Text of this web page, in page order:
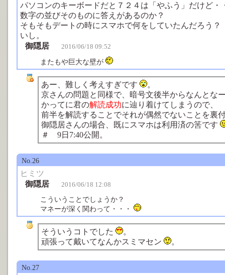
パソコンのキーボードだと７２４は「やふう」だけど・
数字の並びそのものに答えがあるのか？
そもそもデートの時にスマホで何をしていたんだろう
いし。
御隠居
2016/06/18 09:52
またもや巨大な壁が
あー、難しく考えすぎです
。
京さんの問題と同様で、暗号文後半からなんとな
かってに君の解読成功に辿り着けてしまうので、
前半を解読することでそれが偶然でないことを裏
御隠居さんの場合、既にスマホは利用済の筈です
＃ 9日7:40公開。
No.26
ヒミツ
御隠居
2016/06/18 12:08
こういうことでしょうか？
マネーが深く関わって・・・
そういうコトでした
。
頑張って戴いてなんかスミマセン
。
No.27